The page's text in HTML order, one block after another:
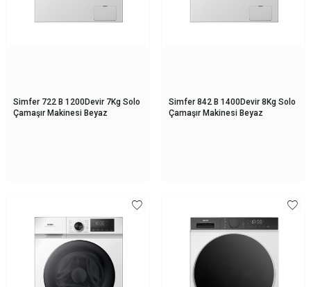
Simfer 722 B 1200Devir 7Kg Solo
Çamaşır Makinesi Beyaz
Simfer 842 B 1400Devir 8Kg Solo
Çamaşır Makinesi Beyaz